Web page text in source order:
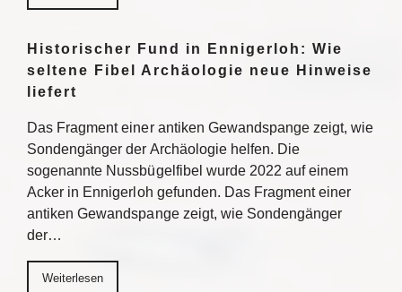
Historischer Fund in Ennigerloh: Wie
seltene Fibel Archäologie neue Hinweise
liefert
Das Fragment einer antiken Gewandspange zeigt, wie
Sondengänger der Archäologie helfen. Die
sogenannte Nussbügelfibel wurde 2022 auf einem
Acker in Ennigerloh gefunden. Das Fragment einer
antiken Gewandspange zeigt, wie Sondengänger
der…
Weiterlesen